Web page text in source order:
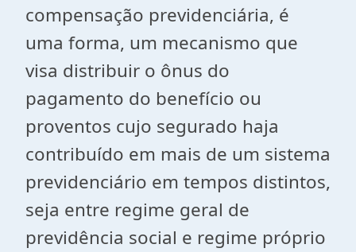
compensação previdenciária, é
uma forma, um mecanismo que
visa distribuir o ônus do
pagamento do benefício ou
proventos cujo segurado haja
contribuído em mais de um sistema
previdenciário em tempos distintos,
seja entre regime geral de
previdência social e regime próprio